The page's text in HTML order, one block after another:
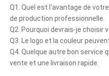
Q1. Quel est l'avantage de
de production professionnelle.
Q2. Pourquoi devrais-je choisir
Q3. Le logo et la couleur
Q4. Quelque autre bon service
vente et une livraison rapide.